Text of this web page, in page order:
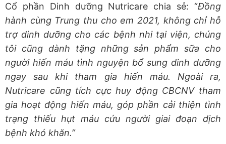
Cổ phần Dinh dưỡng Nutricare chia sẻ: “Đồng
hành cùng Trung thu cho em 2021, không chỉ hỗ
trợ dinh dưỡng cho các bệnh nhi tại viện, chúng
tôi cũng dành tặng những sản phẩm sữa cho
người hiến máu tình nguyện bổ sung dinh dưỡng
ngay sau khi tham gia hiến máu. Ngoài ra,
Nutricare cũng tích cực huy động CBCNV tham
gia hoạt động hiến máu, góp phần cải thiện tình
trạng thiếu hụt máu cứu người giai đoạn dịch
bệnh khó khăn.”